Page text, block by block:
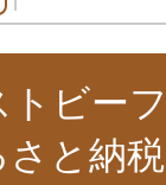
トビー
と納